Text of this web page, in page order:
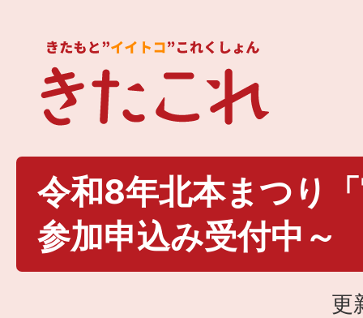
令和8年北本まつり
参加申込み受付中～
更